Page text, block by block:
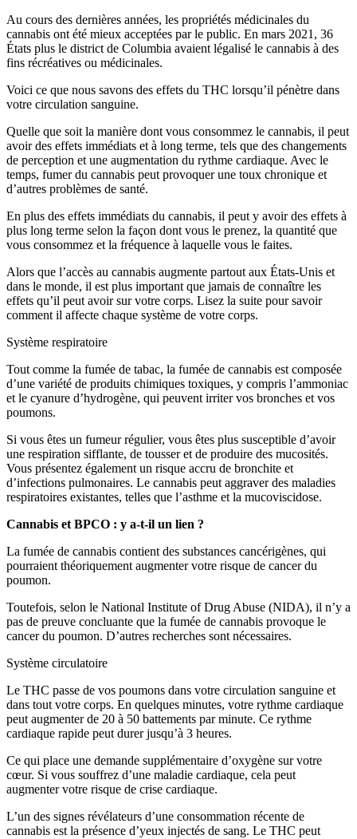
Au cours des dernières années, les propriétés médicinales du
cannabis ont été mieux acceptées par le public. En mars 2021, 36
États plus le district de Columbia avaient légalisé le cannabis à des
fins récréatives ou médicinales.
Voici ce que nous savons des effets du THC lorsqu’il pénètre dans
votre circulation sanguine.
Quelle que soit la manière dont vous consommez le cannabis, il peut
avoir des effets immédiats et à long terme, tels que des changements
de perception et une augmentation du rythme cardiaque. Avec le
temps, fumer du cannabis peut provoquer une toux chronique et
d’autres problèmes de santé.
En plus des effets immédiats du cannabis, il peut y avoir des effets à
plus long terme selon la façon dont vous le prenez, la quantité que
vous consommez et la fréquence à laquelle vous le faites.
Alors que l’accès au cannabis augmente partout aux États-Unis et
dans le monde, il est plus important que jamais de connaître les
effets qu’il peut avoir sur votre corps. Lisez la suite pour savoir
comment il affecte chaque système de votre corps.
Système respiratoire
Tout comme la fumée de tabac, la fumée de cannabis est composée
d’une variété de produits chimiques toxiques, y compris l’ammoniac
et le cyanure d’hydrogène, qui peuvent irriter vos bronches et vos
poumons.
Si vous êtes un fumeur régulier, vous êtes plus susceptible d’avoir
une respiration sifflante, de tousser et de produire des mucosités.
Vous présentez également un risque accru de bronchite et
d’infections pulmonaires. Le cannabis peut aggraver des maladies
respiratoires existantes, telles que l’asthme et la mucoviscidose.
Cannabis et BPCO : y a-t-il un lien ?
La fumée de cannabis contient des substances cancérigènes, qui
pourraient théoriquement augmenter votre risque de cancer du
poumon.
Toutefois, selon le National Institute of Drug Abuse (NIDA), il n’y a
pas de preuve concluante que la fumée de cannabis provoque le
cancer du poumon. D’autres recherches sont nécessaires.
Système circulatoire
Le THC passe de vos poumons dans votre circulation sanguine et
dans tout votre corps. En quelques minutes, votre rythme cardiaque
peut augmenter de 20 à 50 battements par minute. Ce rythme
cardiaque rapide peut durer jusqu’à 3 heures.
Ce qui place une demande supplémentaire d’oxygène sur votre
cœur. Si vous souffrez d’une maladie cardiaque, cela peut
augmenter votre risque de crise cardiaque.
L’un des signes révélateurs d’une consommation récente de
cannabis est la présence d’yeux injectés de sang. Le THC peut